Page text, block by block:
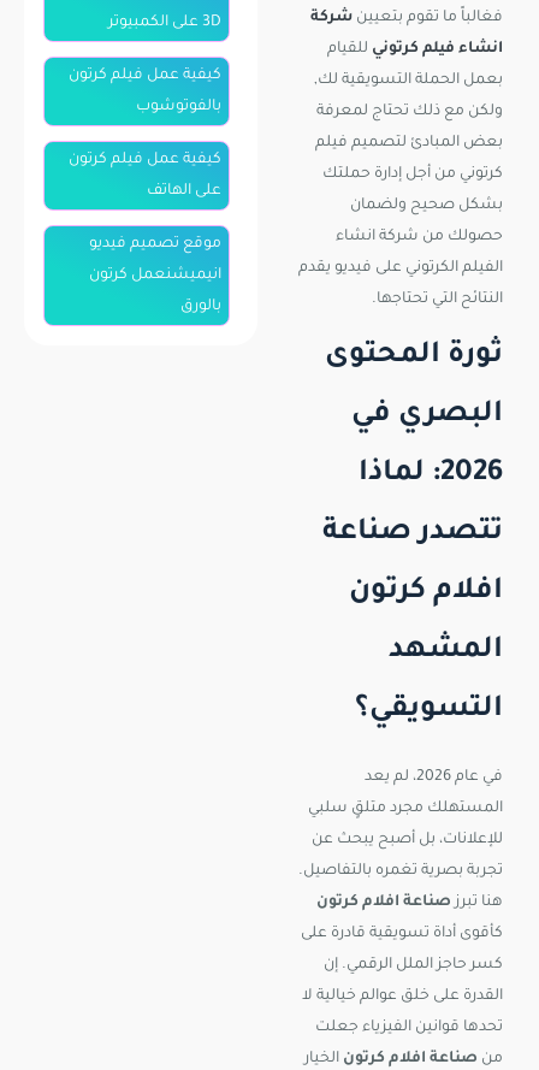
فغالباً ما تقوم بتعيين شركة
انشاء فيلم كرتوني للقيام
بعمل الحملة التسويقية لك,
ولكن مع ذلك تحتاج لمعرفة
بعض المبادئ لتصميم فيلم
كرتوني من أجل إدارة حملتك
بشكل صحيح ولضمان
حصولك من شركة انشاء
الفيلم الكرتوني على فيديو يقدم
النتائح التي تحتاجها.
ثورة المحتوى
البصري في
2026: لماذا
تتصدر صناعة
افلام كرتون
المشهد
التسويقي؟
في عام 2026، لم يعد
المستهلك مجرد متلقٍ سلبي
للإعلانات، بل أصبح يبحث عن
تجربة بصرية تغمره بالتفاصيل.
هنا تبرزصناعة افلام كرتون
كأقوى أداة تسويقية قادرة على
كسر حاجز الملل الرقمي. إن
القدرة على خلق عوالم خيالية لا
تحدها قوانين الفيزياء جعلت
من صناعة افلام كرتون الخيار
3D على الكمبيوتر
كيفية عمل فيلم كرتون
بالفوتوشوب
كيفية عمل فيلم كرتون
على الهاتف
موقع تصميم فيديو
انيميشنعمل كرتون
بالورق